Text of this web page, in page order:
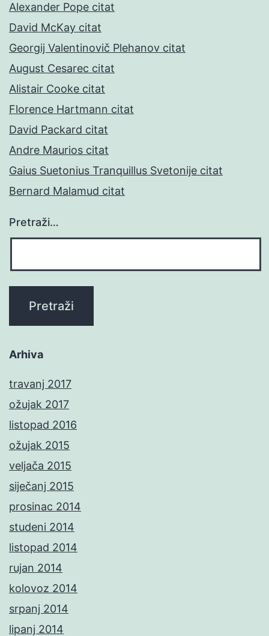
Alexander Pope citat
David McKay citat
Georgij Valentinovič Plehanov citat
August Cesarec citat
Alistair Cooke citat
Florence Hartmann citat
David Packard citat
Andre Maurios citat
Gaius Suetonius Tranquillus Svetonije citat
Bernard Malamud citat
Pretraži…
Arhiva
travanj 2017
ožujak 2017
listopad 2016
ožujak 2015
veljača 2015
siječanj 2015
prosinac 2014
studeni 2014
listopad 2014
rujan 2014
kolovoz 2014
srpanj 2014
lipanj 2014